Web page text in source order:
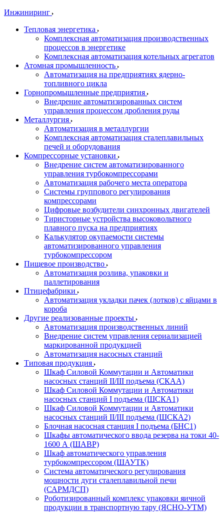
Инжиниринг
Тепловая энергетика
Комплексная автоматизация производственных
процессов в энергетике
Комплексная автоматизация котельных агрегатов
Атомная промышленность
Автоматизация на предприятиях ядерно-
топливного цикла
Горнопромышленные предприятия
Внедрение автоматизированных систем
управления процессом дробления руды
Металлургия
Автоматизация в металлургии
Комплексная автоматизация сталеплавильных
печей и оборудования
Компрессорные установки
Внедрение систем автоматизированного
управления турбокомпрессорами
Автоматизация рабочего места оператора
Системы группового регулирования
компрессорами
Цифровые возбудители синхронных двигателей
Тиристорные устройства высоковольтного
плавного пуска на предприятиях
Калькулятор окупаемости системы
автоматизированного управления
турбокомпрессором
Пищевое производство
Автоматизация розлива, упаковки и
паллетирования
Птицефабрики
Автоматизация укладки пачек (лотков) с яйцами в
короба
Другие реализованные проекты
Автоматизация производственных линий
Внедрение систем управления сериализацией
маркированной продукцией
Автоматизация насосных станций
Типовая продукция
Шкаф Силовой Коммутации и Автоматики
насосных станций II/III подъема (СКАА)
Шкаф Силовой Коммутации и Автоматики
насосных станций I подъема (ШСКА1)
Шкаф Силовой Коммутации и Автоматики
насосных станций II/III подъема (ШСКА2)
Блочная насосная станция I подъема (БНС1)
Шкафы автоматического ввода резерва на токи 40-
1600 А (ШАВР)
Шкаф автоматического управления
турбокомпрессором (ШАУТК)
Система автоматического регулирования
мощности дуги сталеплавильной печи
(САРМДСП)
Роботизированный комплекс упаковки яичной
продукции в транспортную тару (ЯСНО-УТМ)